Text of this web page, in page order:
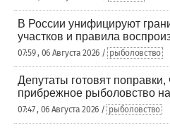
В России унифицируют
участков и правила
07:59 , 06 Августа 2026 / рыболовство
Депутаты готовят поправки,
прибрежное рыболовство
07:47 , 06 Августа 2026 / рыболовство